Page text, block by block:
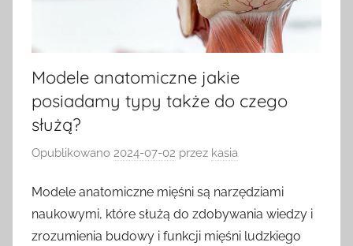
Modele anatomiczne jakie
posiadamy typy także do czego
służą?
Opublikowano 2024-07-02 przez kasia
Modele anatomiczne mięśni są narzędziami
naukowymi, które służą do zdobywania wiedzy i
zrozumienia budowy i funkcji mięśni ludzkiego